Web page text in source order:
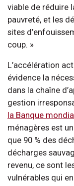
viable de réduire
pauvreté, et les
sites
coup. »
L’accélération
évidence la
dans la chaîne
gestion
la Banque
ménagères est
que 90 % des
décharges
revenu, ce sont
vulnérables qui